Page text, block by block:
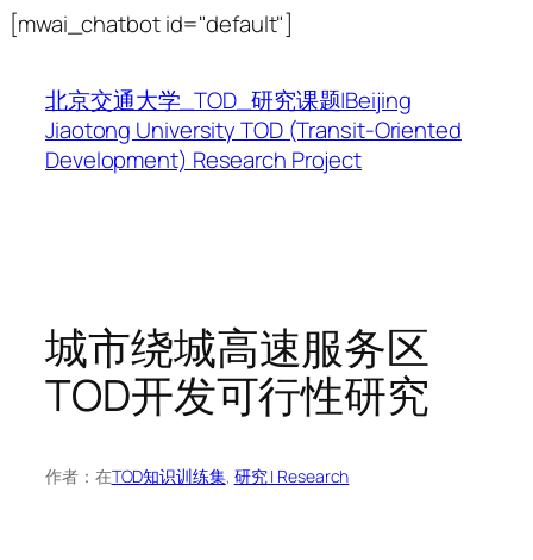
[mwai_chatbot id="default"]
内
容
北京交通大学_TOD_研究课题|Beijing
Jiaotong University TOD (Transit-Oriented
Development) Research Project
城市绕城高速服务区
TOD开发可行性研究
作者： 在TOD知识训练集, 研究 | Research